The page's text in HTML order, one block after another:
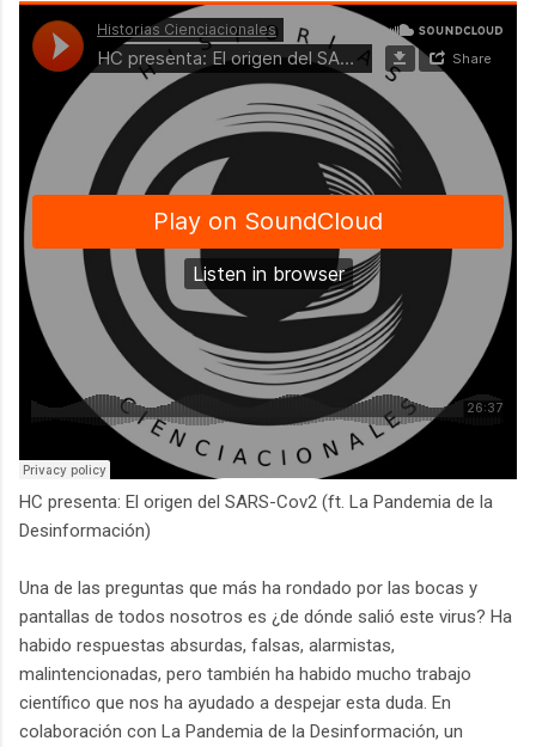
HC presenta: El origen del SARS-Cov2 (ft. La Pandemia de la
Desinformación)
Una de las preguntas que más ha rondado por las bocas y
pantallas de todos nosotros es ¿de dónde salió este virus? Ha
habido respuestas absurdas, falsas, alarmistas,
malintencionadas, pero también ha habido mucho trabajo
científico que nos ha ayudado a despejar esta duda. En
colaboración con La Pandemia de la Desinformación, un